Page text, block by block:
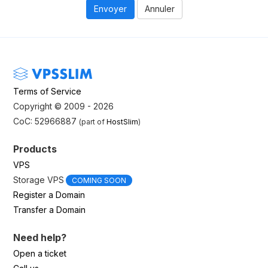
Annuler
Terms of Service
Copyright © 2009 - 2026
CoC: 52966887 (part ofHostSlim)
Products
VPS
Storage VPS
COMING SOON
Register a Domain
Transfer a Domain
Need help?
Open a ticket